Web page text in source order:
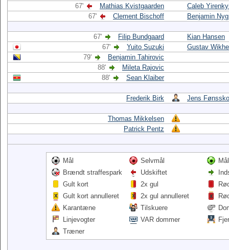
67'
Mathias Kvistgaarden
Caleb
67'
Clement Bischoff Benjamin
67' Filip Bundgaard
Kian Hansen
67'
Yuito Suzuki
Gustav
79'
Benjamin Tahirovic
88'
Mileta Rajovic
88'
Sean Klaiber
Frederik Birk Jens
Thomas Mikkelsen
Patrick Pentz
Mål Selvmål
Brændt straffespark
Udskiftet
Gult kort
2x gul
Gult kort annulleret
2x gul annulleret
Karantæne
Tilskuere
Linjevogter
VAR dommer
Træner